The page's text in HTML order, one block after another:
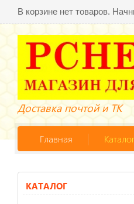
В корзине нет товаров.
Доставка почтой и ТК
Главная Каталог
КАТАЛОГ